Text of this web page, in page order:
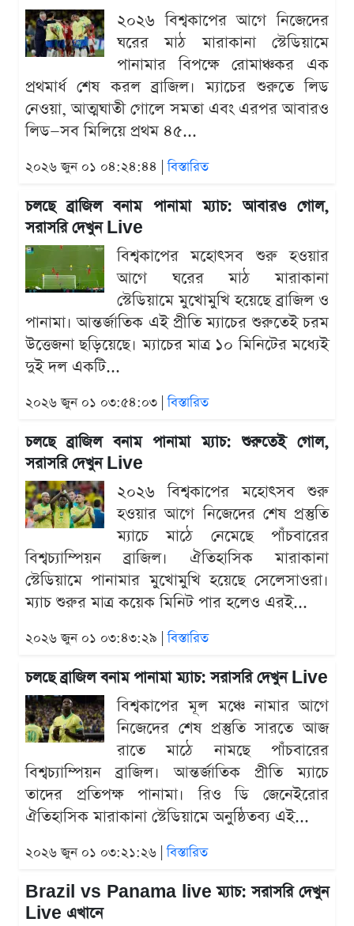
২০২৬ বিশ্বকাপের আগে নিজেদের
ঘরের মাঠ মারাকানা স্টেডিয়ামে
পানামার বিপক্ষে রোমাঞ্চকর এক
প্রথমার্ধ শেষ করল ব্রাজিল। ম্যাচের শুরুতে লিড
নেওয়া, আত্মঘাতী গোলে সমতা এবং এরপর আবারও
লিড—সব মিলিয়ে প্রথম ৪৫...
২০২৬ জুন ০১ ০৪:২৪:৪৪ |বিস্তারিত
চলছে ব্রাজিল বনাম পানামা ম্যাচ: আবারও গোল,
সরাসরি দেখুন Live
বিশ্বকাপের মহোৎসব শুরু হওয়ার
আগে ঘরের মাঠ মারাকানা
স্টেডিয়ামে মুখোমুখি হয়েছে ব্রাজিল ও
পানামা। আন্তর্জাতিক এই প্রীতি ম্যাচের শুরুতেই চরম
উত্তেজনা ছড়িয়েছে। ম্যাচের মাত্র ১০ মিনিটের মধ্যেই
দুই দল একটি...
২০২৬ জুন ০১ ০৩:৫৪:০৩ |বিস্তারিত
চলছে ব্রাজিল বনাম পানামা ম্যাচ: শুরুতেই গোল,
সরাসরি দেখুন Live
২০২৬ বিশ্বকাপের মহোৎসব শুরু
হওয়ার আগে নিজেদের শেষ প্রস্তুতি
ম্যাচে মাঠে নেমেছে পাঁচবারের
বিশ্বচ্যাম্পিয়ন ব্রাজিল। ঐতিহাসিক মারাকানা
স্টেডিয়ামে পানামার মুখোমুখি হয়েছে সেলেসাওরা।
ম্যাচ শুরুর মাত্র কয়েক মিনিট পার হলেও এরই...
২০২৬ জুন ০১ ০৩:৪৩:২৯ |বিস্তারিত
চলছে ব্রাজিল বনাম পানামা ম্যাচ: সরাসরি দেখুন Live
বিশ্বকাপের মূল মঞ্চে নামার আগে
নিজেদের শেষ প্রস্তুতি সারতে আজ
রাতে মাঠে নামছে পাঁচবারের
বিশ্বচ্যাম্পিয়ন ব্রাজিল। আন্তর্জাতিক প্রীতি ম্যাচে
তাদের প্রতিপক্ষ পানামা। রিও ডি জেনেইরোর
ঐতিহাসিক মারাকানা স্টেডিয়ামে অনুষ্ঠিতব্য এই...
২০২৬ জুন ০১ ০৩:২১:২৬ |বিস্তারিত
Brazil vs Panama live ম্যাচ: সরাসরি দেখুন
Live এখানে